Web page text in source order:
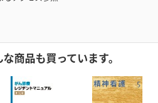
商品も買っています。